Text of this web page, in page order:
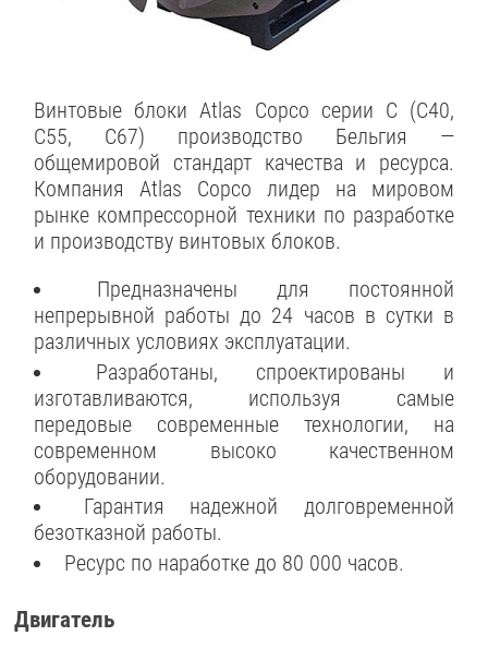
Винтовые блоки Atlas Copco серии С (С40,
С55, С67) производство Бельгия —
общемировой стандарт качества и ресурса.
Компания Atlas Copco лидер на мировом
рынке компрессорной техники по разработке
и производству винтовых блоков.
Предназначены для постоянной
непрерывной работы до 24 часов в сутки в
различных условиях эксплуатации.
Разработаны, спроектированы и
изготавливаются, используя самые
передовые современные технологии, на
современном высоко качественном
оборудовании.
Гарантия надежной долговременной
безотказной работы.
Ресурс по наработке до 80 000 часов.
Двигатель